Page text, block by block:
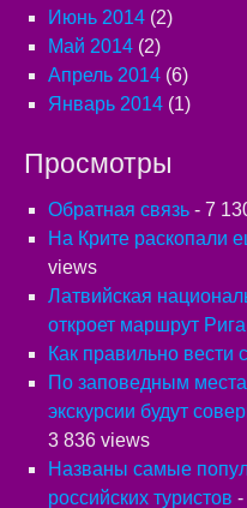
Июнь 2014 (2)
Май 2014 (2)
Апрель 2014 (6)
Январь 2014 (1)
Просмотры
Обратная связь - 7
На Крите раскопали
views
Латвийская
откроет маршрут
Как правильно вести
По заповедным
экскурсии будут
3 836 views
Названы самые
российских туристов -